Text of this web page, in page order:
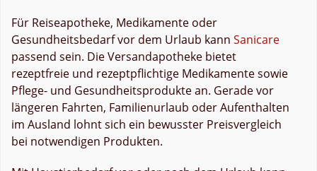
Für Reiseapotheke, Medikamente oder
Gesundheitsbedarf vor dem Urlaub kann Sanicare
passend sein. Die Versandapotheke bietet
rezeptfreie und rezeptpflichtige Medikamente sowie
Pflege- und Gesundheitsprodukte an. Gerade vor
längeren Fahrten, Familienurlaub oder Aufenthalten
im Ausland lohnt sich ein bewusster Preisvergleich
bei notwendigen Produkten.